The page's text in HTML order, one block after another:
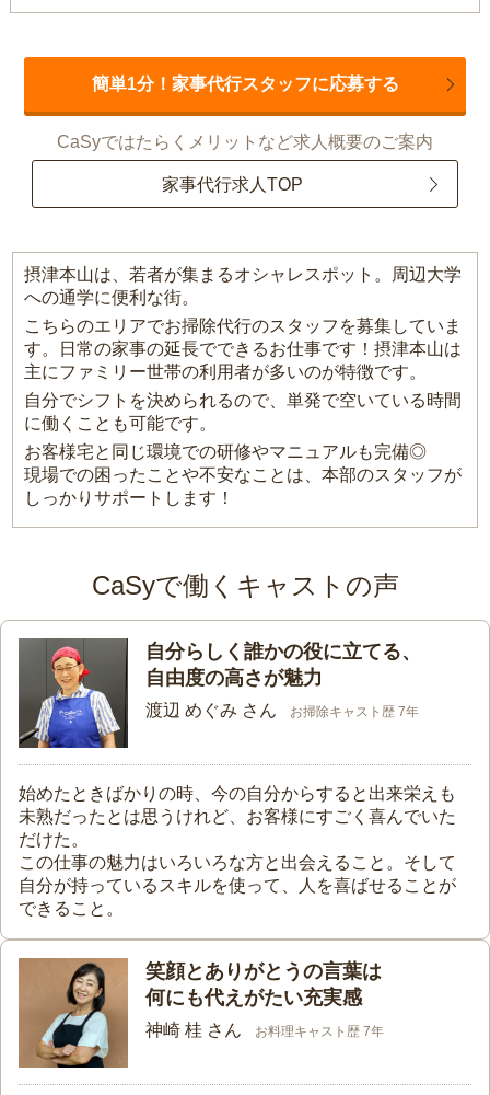
簡単1分！家事代行スタッフに応募する
CaSyではたらくメリットなど求人概要のご案内
家事代行求人TOP
摂津本山は、若者が集まるオシャレスポット。周辺大学
への通学に便利な街。
こちらのエリアでお掃除代行のスタッフを募集していま
す。日常の家事の延長でできるお仕事です！摂津本山は
主にファミリー世帯の利用者が多いのが特徴です。
自分でシフトを決められるので、単発で空いている時間
に働くことも可能です。
お客様宅と同じ環境での研修やマニュアルも完備◎
現場での困ったことや不安なことは、本部のスタッフが
しっかりサポートします！
CaSyで働くキャストの声
自分らしく誰かの役に立てる、
自由度の高さが魅力
渡辺 めぐみ さん お掃除キャスト歴 7年
始めたときばかりの時、今の自分からすると出来栄えも
未熟だったとは思うけれど、お客様にすごく喜んでいた
だけた。
この仕事の魅力はいろいろな方と出会えること。そして
自分が持っているスキルを使って、人を喜ばせることが
できること。
笑顔とありがとうの言葉は
何にも代えがたい充実感
神崎 桂 さん お料理キャスト歴 7年